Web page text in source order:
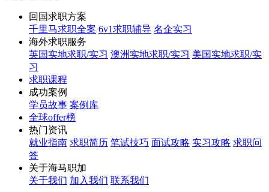
回国求职方案
千里马求职全案 6v1求职辅导 名企实习
海外求职服务
英国实地求职/实习 澳洲实地求职/实习 美国实地求职/实
习
求职课程
成功案例
学员故事 案例库
全球offer榜
热门资讯
就业指南 求职简历 笔试技巧 面试攻略 实习攻略 求职问
答
关于海马职加
关于我们 加入我们 联系我们